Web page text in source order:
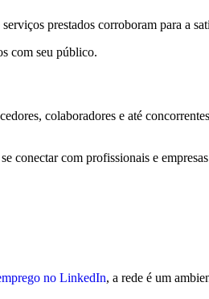
prestados corroboram para a
com seu público.
colaboradores e até
conectar com profissionais e
no LinkedIn, a rede é um